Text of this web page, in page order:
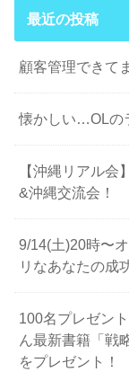
最近の投稿
顧客管理できて
懐かしい…OLの
【沖縄リアル
&沖縄交流会！
9/14(土)20時〜
リなあなたの成
100名プレゼン
ん最新書籍「戦
をプレゼント！